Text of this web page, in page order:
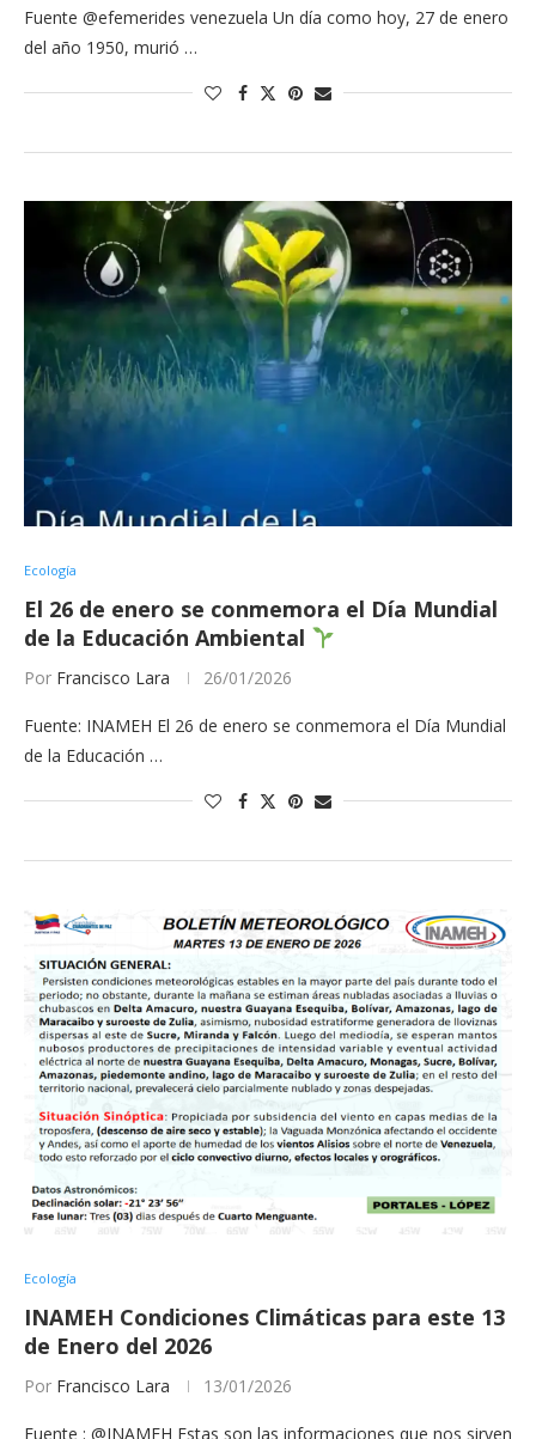
Fuente @efemerides venezuela Un día como hoy, 27 de enero
del año 1950, murió …
Ecología
El 26 de enero se conmemora el Día Mundial
de la Educación Ambiental
Por Francisco Lara 26/01/2026
Fuente: INAMEH El 26 de enero se conmemora el Día Mundial
de la Educación …
Ecología
INAMEH Condiciones Climáticas para este 13
de Enero del 2026
Por Francisco Lara 13/01/2026
Fuente : @INAMEH Estas son las informaciones que nos sirven